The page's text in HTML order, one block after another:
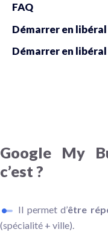
FAQ
Démarrer en libéral
Démarrer en libéral
Google My
c’est ?
Il permet d’être
(spécialité + ville).